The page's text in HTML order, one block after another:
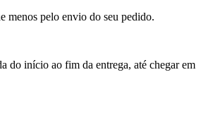
menos pelo envio do seu pedido.
do início ao fim da entrega, até chegar em